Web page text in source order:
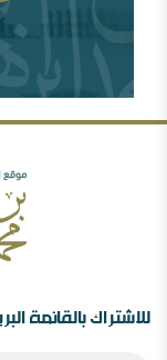
شبهات عن الغلو
سابقة
السلفية
الصحوة بين
رأيي فيما
77972 مشاهدة )
مشاهدة )
للاشتراك بالقائمة